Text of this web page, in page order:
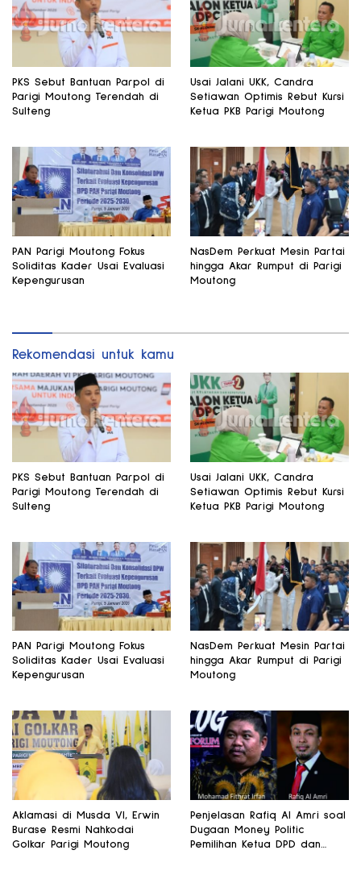
PKS Sebut Bantuan Parpol di
Parigi Moutong Terendah di
Sulteng
Usai Jalani UKK, Candra
Setiawan Optimis Rebut Kursi
Ketua PKB Parigi Moutong
PAN Parigi Moutong Fokus
Soliditas Kader Usai Evaluasi
Kepengurusan
NasDem Perkuat Mesin Partai
hingga Akar Rumput di Parigi
Moutong
Rekomendasi untuk kamu
PKS Sebut Bantuan Parpol di
Parigi Moutong Terendah di
Sulteng
Usai Jalani UKK, Candra
Setiawan Optimis Rebut Kursi
Ketua PKB Parigi Moutong
PAN Parigi Moutong Fokus
Soliditas Kader Usai Evaluasi
Kepengurusan
NasDem Perkuat Mesin Partai
hingga Akar Rumput di Parigi
Moutong
Aklamasi di Musda VI, Erwin
Burase Resmi Nahkodai
Golkar Parigi Moutong
Penjelasan Rafiq Al Amri soal
Dugaan Money Politic
Pemilihan Ketua DPD dan